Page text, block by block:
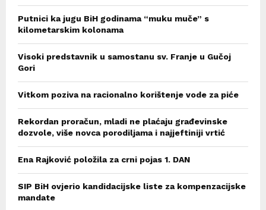
Putnici ka jugu BiH godinama “muku muče” s
kilometarskim kolonama
Visoki predstavnik u samostanu sv. Franje u Gučoj
Gori
Vitkom poziva na racionalno korištenje vode za piće
Rekordan proračun, mladi ne plaćaju građevinske
dozvole, više novca porodiljama i najjeftiniji vrtić
Ena Rajković položila za crni pojas 1. DAN
SIP BiH ovjerio kandidacijske liste za kompenzacijske
mandate